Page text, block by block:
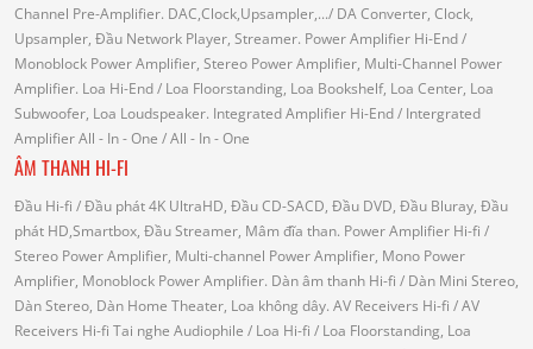
Channel Pre-Amplifier. DAC,Clock,Upsampler,.../ DA Converter, Clock,
Upsampler, Đầu Network Player, Streamer. Power Amplifier Hi-End/
Monoblock Power Amplifier, Stereo Power Amplifier, Multi-Channel Power
Amplifier. Loa Hi-End/ Loa Floorstanding, Loa Bookshelf, Loa Center, Loa
Subwoofer, Loa Loudspeaker. Integrated Amplifier Hi-End/ Intergrated
AmplifierAll - In - One / All - In - One
ÂM THANH HI-FI
Đầu Hi-fi / Đầu phát 4K UltraHD, Đầu CD-SACD, Đầu DVD, Đầu Bluray, Đầu
phát HD,Smartbox, Đầu Streamer, Mâm đĩa than. Power Amplifier Hi-fi /
Stereo Power Amplifier, Multi-channel Power Amplifier, Mono Power
Amplifier, Monoblock Power Amplifier. Dàn âm thanh Hi-fi / Dàn Mini Stereo,
Dàn Stereo, Dàn Home Theater, Loa không dây. AV Receivers Hi-fi / AV
Receivers Hi-fi Tai nghe Audiophile / Loa Hi-fi / Loa Floorstanding, Loa